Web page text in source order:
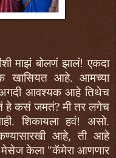
माझं बोलणं झालं! एकदा
खासियत आहे. आमच्या
अगदी आवश्यक आहे तिथेच
हे कसं जमतं? मी तर लगेच
शिकायला हवं! असो.
आहे, ती आहे
मेसेज केला "कॅमेरा आणणार